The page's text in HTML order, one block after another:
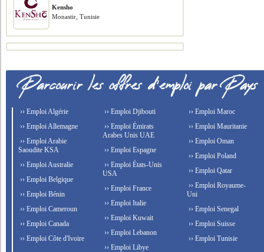
Kensho
Monastir, Tunisie
›› Emploi Algérie
›› Emploi Allemagne
›› Emploi Arabie
Saoudite KSA
›› Emploi Australie
›› Emploi Belgique
›› Emploi Bénin
›› Emploi Cameroun
›› Emploi Canada
›› Emploi Côte d'Ivoire
›› Emploi Djibouti
›› Emploi Émirats
Arabes Unis UAE
›› Emploi Espagne
›› Emploi États-Unis
USA
›› Emploi France
›› Emploi Italie
›› Emploi Kuwait
›› Emploi Lebanon
›› Emploi Libye
›› Emploi Maroc
›› Emploi Mauritanie
›› Emploi Oman
›› Emploi Poland
›› Emploi Qatar
›› Emploi Royaume-
Uni
›› Emploi Senegal
›› Emploi Suisse
›› Emploi Tunisie